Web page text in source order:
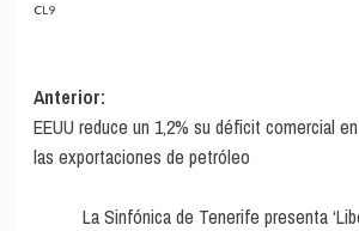
CL9
Navegación
de
entradas
Anterior:
EEUU reduce un 1,2% su déficit comercial
las exportaciones de petróleo
La Sinfónica de Tenerife presenta